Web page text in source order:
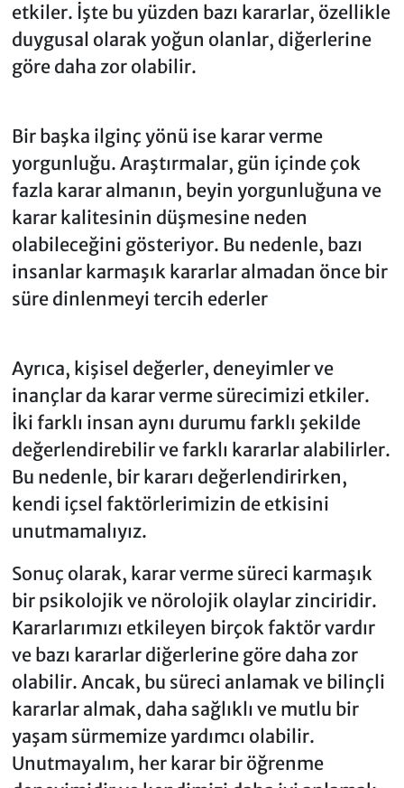
etkiler. İşte bu yüzden bazı kararlar, özellikle
duygusal olarak yoğun olanlar, diğerlerine
göre daha zor olabilir.
Bir başka ilginç yönü ise karar verme
yorgunluğu. Araştırmalar, gün içinde çok
fazla karar almanın, beyin yorgunluğuna ve
karar kalitesinin düşmesine neden
olabileceğini gösteriyor. Bu nedenle, bazı
insanlar karmaşık kararlar almadan önce bir
süre dinlenmeyi tercih ederler
Ayrıca, kişisel değerler, deneyimler ve
inançlar da karar verme sürecimizi etkiler.
İki farklı insan aynı durumu farklı şekilde
değerlendirebilir ve farklı kararlar alabilirler.
Bu nedenle, bir kararı değerlendirirken,
kendi içsel faktörlerimizin de etkisini
unutmamalıyız.
Sonuç olarak, karar verme süreci karmaşık
bir psikolojik ve nörolojik olaylar zinciridir.
Kararlarımızı etkileyen birçok faktör vardır
ve bazı kararlar diğerlerine göre daha zor
olabilir. Ancak, bu süreci anlamak ve bilinçli
kararlar almak, daha sağlıklı ve mutlu bir
yaşam sürmemize yardımcı olabilir.
Unutmayalım, her karar bir öğrenme